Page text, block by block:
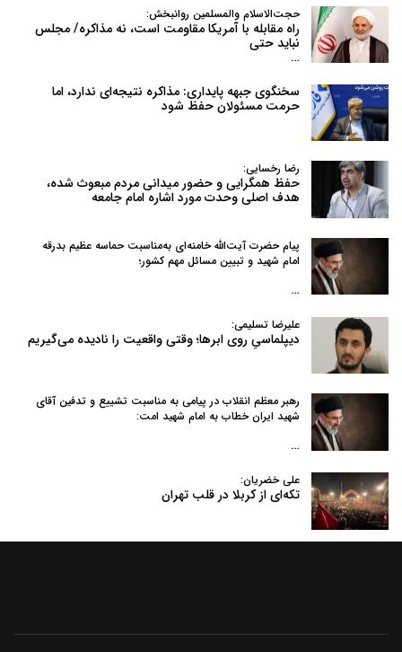
حجت‌الاسلام والمسلمین روانبخش:
راه مقابله با آمریکا مقاومت است، نه مذاکره/ مجلس
نباید حتی
…
سخنگوی جبهه پایداری: مذاکره نتیجه‌ای ندارد، اما
حرمت مسئولان حفظ شود
رضا رخسایی:
حفظ همگرایی و حضور میدانی مردم مبعوث شده،
هدف اصلی وحدت مورد اشاره امام جامعه
پیام حضرت آیت‌الله خامنه‌ای به‌مناسبت حماسه عظیم بدرقه
امام شهید و تبیین مسائل مهم کشور؛
…
علیرضا تسلیمی:
دیپلماسیِ روی ابرها؛ وقتی واقعیت را نادیده می‌گیریم
رهبر معظم انقلاب در پیامی به‌ مناسبت تشییع و تدفین آقای
شهید ایران خطاب به امام شهید امت:
…
علی خضریان:
تکه‌ای از کربلا در قلب تهران